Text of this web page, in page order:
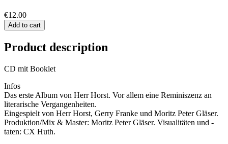
€12.00
Add to cart
Product description
CD mit Booklet
Infos
Das erste Album von Herr Horst. Vor allem eine Reminiszenz an
literarische Vergangenheiten.
Eingespielt von Herr Horst, Gerry Franke und Moritz Peter Gläser.
Produktion/Mix & Master: Moritz Peter Gläser. Visualitäten und -
taten: CX Huth.